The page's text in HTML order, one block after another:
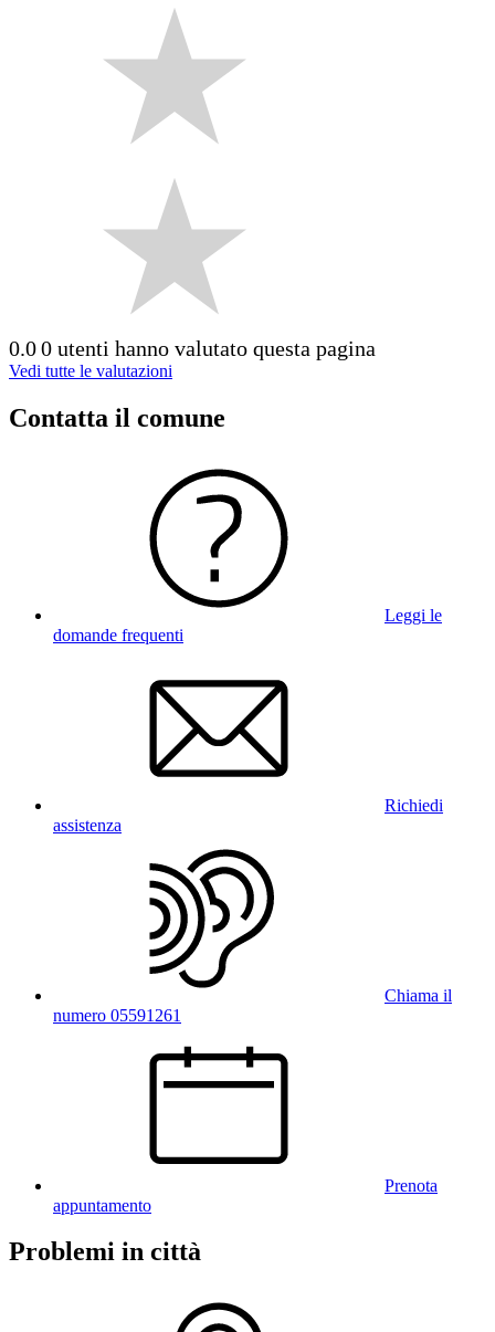
0.00 utenti hanno valutato questa pagina
Vedi tutte le valutazioni
Contatta il comune
Leggi le
domande frequenti
Richiedi
assistenza
Chiama il
numero 05591261
Prenota
appuntamento
Problemi in città